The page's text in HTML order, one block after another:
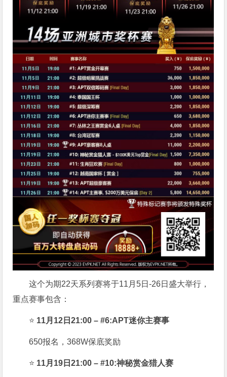
这个为期22天系列赛将于11月5日-26日盛大举行，
重点赛事包含：
⭐ 11月12日21:00 – #6:APT迷你主赛事
650报名，368W保底奖励
⭐ 11月19日21:00 – #10:神秘赏金猎人赛